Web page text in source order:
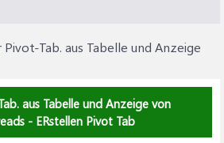
Pivot-Tab. aus Tabelle und Anzeige
aus Tabelle und Anzeige von
- ERstellen Pivot Tab